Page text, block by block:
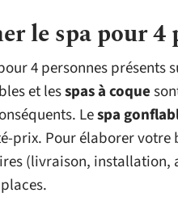
le spa pour 4
4 personnes présents
et lesspas à coque
Lespa
prix. Pour élaborer votre
(livraison, installation,